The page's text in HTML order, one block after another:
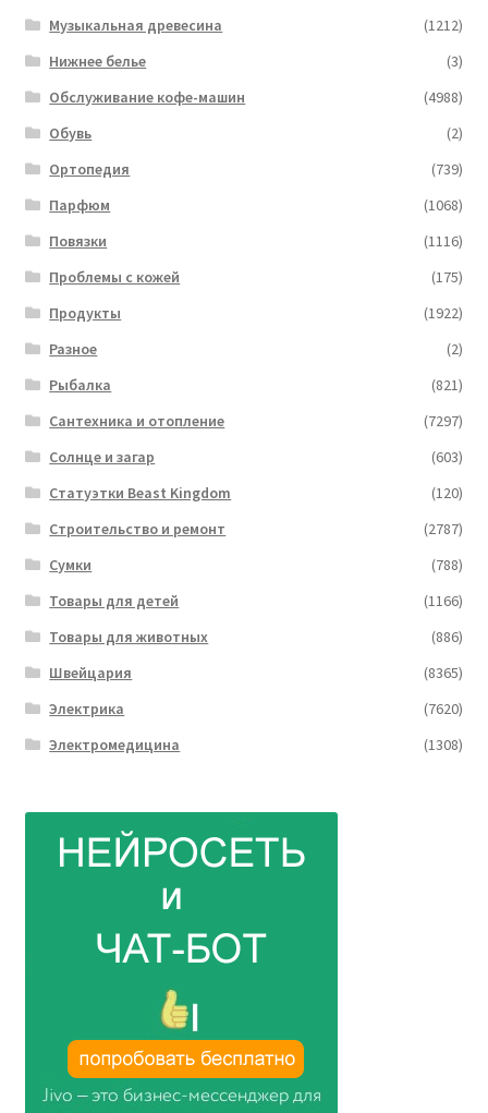
Музыкальная древесина
(1212)
Нижнее белье
(3)
Обслуживание кофе-машин
(4988)
Обувь
(2)
Ортопедия
(739)
Парфюм
(1068)
Повязки
(1116)
Проблемы с кожей
(175)
Продукты
(1922)
Разное
(2)
Рыбалка
(821)
Сантехника и отопление
(7297)
Солнце и загар
(603)
Статуэтки Beast Kingdom
(120)
Строительство и ремонт
(2787)
Сумки
(788)
Товары для детей
(1166)
Товары для животных
(886)
Швейцария
(8365)
Электрика
(7620)
Электромедицина
(1308)